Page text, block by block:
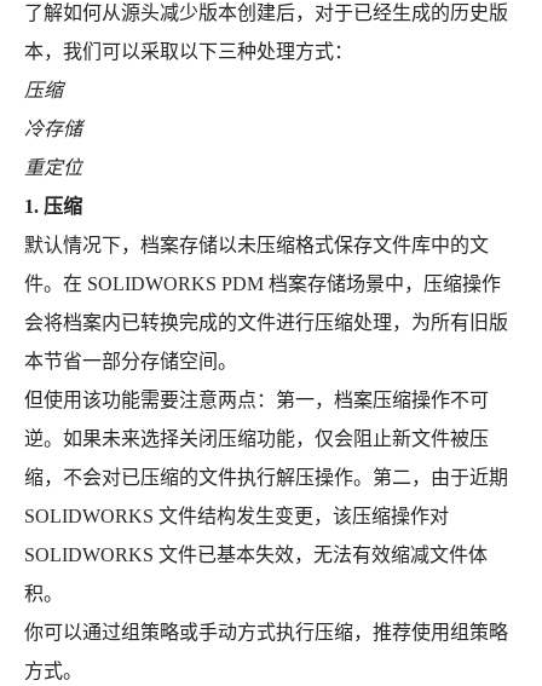
了解如何从源头减少版本创建后，对于已经生成的历史版
本，我们可以采取以下三种处理方式：
压缩
冷存储
重定位
1. 压缩
默认情况下，档案存储以未压缩格式保存文件库中的文
件。在 SOLIDWORKS PDM 档案存储场景中，压缩操作
会将档案内已转换完成的文件进行压缩处理，为所有旧版
本节省一部分存储空间。
但使用该功能需要注意两点：第一，档案压缩操作不可
逆。如果未来选择关闭压缩功能，仅会阻止新文件被压
缩，不会对已压缩的文件执行解压操作。第二，由于近期
SOLIDWORKS 文件结构发生变更，该压缩操作对
SOLIDWORKS 文件已基本失效，无法有效缩减文件体
积。
你可以通过组策略或手动方式执行压缩，推荐使用组策略
方式。